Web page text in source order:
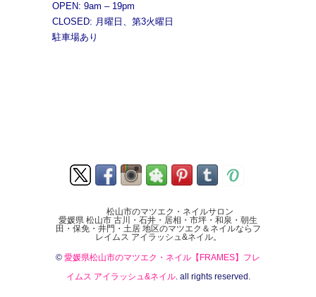
OPEN: 9am – 19pm
CLOSED: 月曜日、第3火曜日
駐車場あり
松山市のマツエク・ネイルサロン
愛媛県 松山市 古川・石井・居相・市坪・和泉・朝生
田・保免・井門・土居 地区のマツエク＆ネイルならフ
レイムス アイラッシュ&ネイル。
© 愛媛県松山市のマツエク・ネイル【FRAMES】フレ
イムス アイラッシュ&ネイル. all rights reserved.